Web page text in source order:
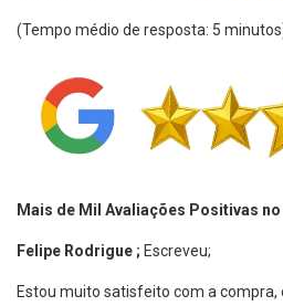
(Tempo médio de resposta: 5
Mais de Mil Avaliações Positivas
Felipe Rodrigue ; Escreveu;
Estou muito satisfeito com a compra,